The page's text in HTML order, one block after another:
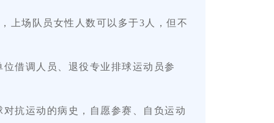
上场队员女性人数可以多于3人 ，但不
借调人员、退役专业排球运动员参
抗运动的病史，自愿参赛、自负运动